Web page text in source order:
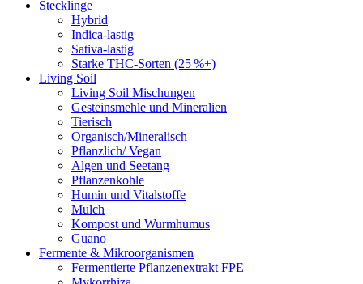
Stecklinge
Hybrid
Indica-lastig
Sativa-lastig
Starke THC-Sorten (25 %+)
Living Soil
Living Soil Mischungen
Gesteinsmehle und Mineralien
Tierisch
Organisch/Mineralisch
Pflanzlich/ Vegan
Algen und Seetang
Pflanzenkohle
Humin und Vitalstoffe
Mulch
Kompost und Wurmhumus
Guano
Fermente & Mikroorganismen
Fermentierte Pflanzenextrakt FPE